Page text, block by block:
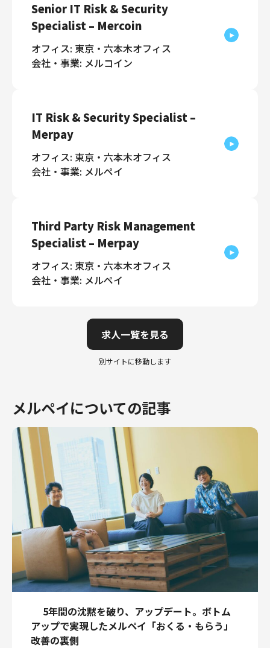
Senior IT Risk & Security
Specialist – Mercoin
オフィス: 東京・六本木オフィス
会社・事業: メルコイン
IT Risk & Security Specialist –
Merpay
オフィス: 東京・六本木オフィス
会社・事業: メルペイ
Third Party Risk Management
Specialist – Merpay
オフィス: 東京・六本木オフィス
会社・事業: メルペイ
求人一覧を見る
別サイトに移動します
メルペイについての記事
5年間の沈黙を破り、アップデート。ボトム
アップで実現したメルペイ「おくる・もらう」
改善の裏側